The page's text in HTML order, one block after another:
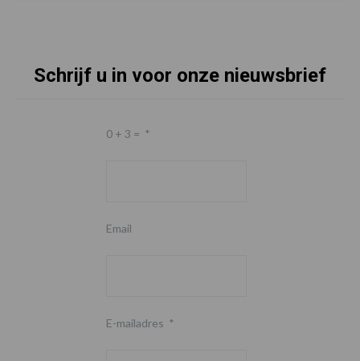
Schrijf u in voor onze nieuwsbrief
0 + 3 = *
Email
E-mailadres *